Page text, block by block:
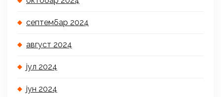
септембар 2024
август 2024
јул 2024
јун 2024